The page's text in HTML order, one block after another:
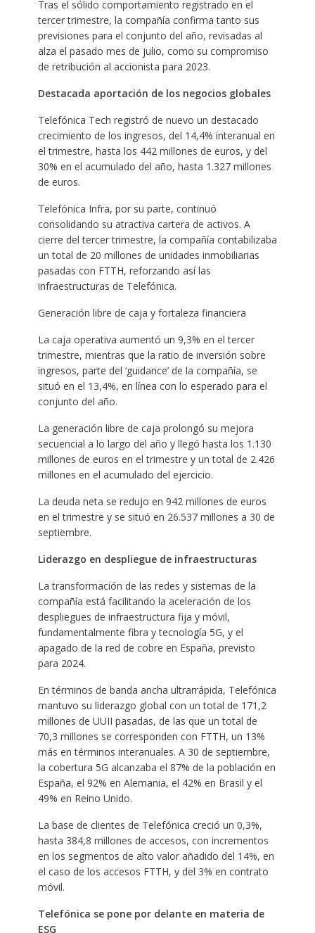
Tras el sólido comportamiento registrado en el
tercer trimestre, la compañía confirma tanto sus
previsiones para el conjunto del año, revisadas al
alza el pasado mes de julio, como su compromiso
de retribución al accionista para 2023.
Destacada aportación de los negocios globales
Telefónica Tech registró de nuevo un destacado
crecimiento de los ingresos, del 14,4% interanual en
el trimestre, hasta los 442 millones de euros, y del
30% en el acumulado del año, hasta 1.327 millones
de euros.
Telefónica Infra, por su parte, continuó
consolidando su atractiva cartera de activos. A
cierre del tercer trimestre, la compañía contabilizaba
un total de 20 millones de unidades inmobiliarias
pasadas con FTTH, reforzando así las
infraestructuras de Telefónica.
Generación libre de caja y fortaleza financiera
La caja operativa aumentó un 9,3% en el tercer
trimestre, mientras que la ratio de inversión sobre
ingresos, parte del ‘guidance’ de la compañía, se
situó en el 13,4%, en línea con lo esperado para el
conjunto del año.
La generación libre de caja prolongó su mejora
secuencial a lo largo del año y llegó hasta los 1.130
millones de euros en el trimestre y un total de 2.426
millones en el acumulado del ejercicio.
La deuda neta se redujo en 942 millones de euros
en el trimestre y se situó en 26.537 millones a 30 de
septiembre.
Liderazgo en despliegue de infraestructuras
La transformación de las redes y sistemas de la
compañía está facilitando la aceleración de los
despliegues de infraestructura fija y móvil,
fundamentalmente fibra y tecnología 5G, y el
apagado de la red de cobre en España, previsto
para 2024.
En términos de banda ancha ultrarrápida, Telefónica
mantuvo su liderazgo global con un total de 171,2
millones de UUII pasadas, de las que un total de
70,3 millones se corresponden con FTTH, un 13%
más en términos interanuales. A 30 de septiembre,
la cobertura 5G alcanzaba el 87% de la población en
España, el 92% en Alemania, el 42% en Brasil y el
49% en Reino Unido.
La base de clientes de Telefónica creció un 0,3%,
hasta 384,8 millones de accesos, con incrementos
en los segmentos de alto valor añadido del 14%, en
el caso de los accesos FTTH, y del 3% en contrato
móvil.
Telefónica se pone por delante en materia de
ESG